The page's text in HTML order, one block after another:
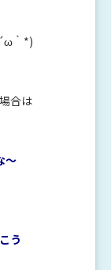
｀*)
合は
〜
う